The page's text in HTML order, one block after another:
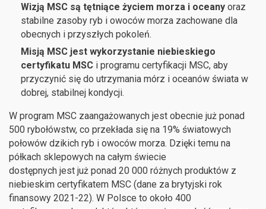
Wizją MSC są tętniące życiem morza i oceany oraz
stabilne zasoby ryb i owoców morza zachowane dla
obecnych i przyszłych pokoleń.
Misją MSC jest wykorzystanie niebieskiego
certyfikatu MSC i programu certyfikacji MSC, aby
przyczynić się do utrzymania mórz i oceanów świata w
dobrej, stabilnej kondycji.
W program MSC zaangażowanych jest obecnie już ponad
500 rybołówstw, co przekłada się na 19% światowych
połowów dzikich ryb i owoców morza. Dzięki temu na
półkach sklepowych na całym świecie
dostępnych jest już ponad 20 000 różnych produktów z
niebieskim certyfikatem MSC (dane za brytyjski rok
finansowy 2021-22). W Polsce to około 400